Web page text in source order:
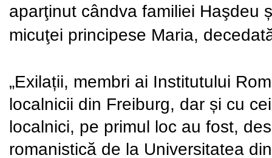
aparţinut cândva familiei Haşdeu
micuţei principese Maria,
„Exilații, membri ai Institutului
localnicii din Freiburg, dar și cu
localnici, pe primul loc au fost,
romanistică de la Universitatea